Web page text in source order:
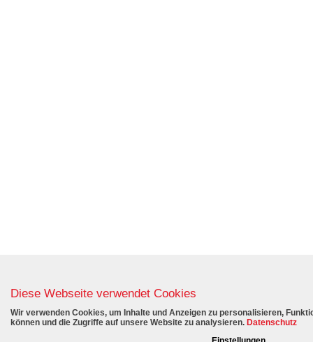
Diese Webseite verwendet Cookies
Wir verwenden Cookies, um Inhalte und Anzeigen zu personalisieren,
können und die Zugriffe auf unsere Website zu analysieren. Datenschutz